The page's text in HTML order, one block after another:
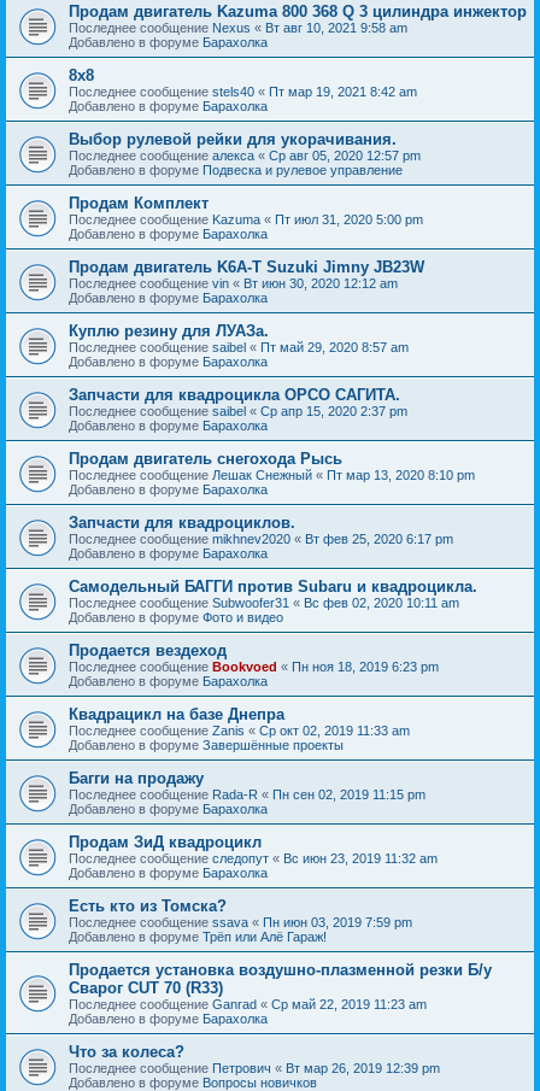
Продам двигатель Kazuma 800 368 Q 3 цилиндра инжектор
Последнее сообщение Nexus « Вт авг 10, 2021 9:58 am
Добавлено в форуме Барахолка
8х8
Последнее сообщение stels40 « Пт мар 19, 2021 8:42 am
Добавлено в форуме Барахолка
Выбор рулевой рейки для укорачивания.
Последнее сообщение алекса « Ср авг 05, 2020 12:57 pm
Добавлено в форуме Подвеска и рулевое управление
Продам Комплект
Последнее сообщение Kazuma « Пт июл 31, 2020 5:00 pm
Добавлено в форуме Барахолка
Продам двигатель K6A-T Suzuki Jimny JB23W
Последнее сообщение vin « Вт июн 30, 2020 12:12 am
Добавлено в форуме Барахолка
Куплю резину для ЛУАЗа.
Последнее сообщение saibel « Пт май 29, 2020 8:57 am
Добавлено в форуме Барахолка
Запчасти для квадроцикла ОРСО САГИТА.
Последнее сообщение saibel « Ср апр 15, 2020 2:37 pm
Добавлено в форуме Барахолка
Продам двигатель снегохода Рысь
Последнее сообщение Лешак Снежный « Пт мар 13, 2020 8:10 pm
Добавлено в форуме Барахолка
Запчасти для квадроциклов.
Последнее сообщение mikhnev2020 « Вт фев 25, 2020 6:17 pm
Добавлено в форуме Барахолка
Самодельный БАГГИ против Subaru и квадроцикла.
Последнее сообщение Subwoofer31 « Вс фев 02, 2020 10:11 am
Добавлено в форуме Фото и видео
Продается вездеход
Последнее сообщение Bookvoed « Пн ноя 18, 2019 6:23 pm
Добавлено в форуме Барахолка
Квадрацикл на базе Днепра
Последнее сообщение Zanis « Ср окт 02, 2019 11:33 am
Добавлено в форуме Завершённые проекты
Багги на продажу
Последнее сообщение Rada-R « Пн сен 02, 2019 11:15 pm
Добавлено в форуме Барахолка
Продам ЗиД квадроцикл
Последнее сообщение следопут « Вс июн 23, 2019 11:32 am
Добавлено в форуме Барахолка
Есть кто из Томска?
Последнее сообщение ssava « Пн июн 03, 2019 7:59 pm
Добавлено в форуме Трёп или Алё Гараж!
Продается установка воздушно-плазменной резки Б/у
Сварог CUT 70 (R33)
Последнее сообщение Ganrad « Ср май 22, 2019 11:23 am
Добавлено в форуме Барахолка
Что за колеса?
Последнее сообщение Петрович « Вт мар 26, 2019 12:39 pm
Добавлено в форуме Вопросы новичков